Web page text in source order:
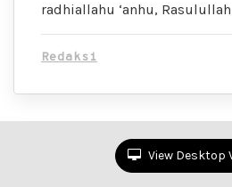
radhiallahu ‘anhu,
Redaksi
View Desktop